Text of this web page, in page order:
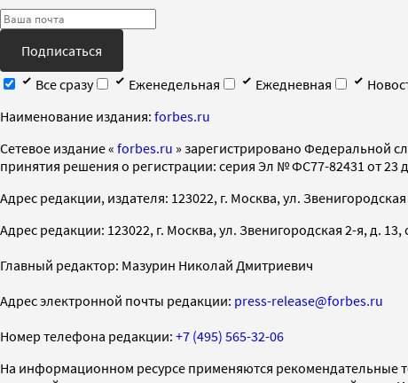
Подписаться
Все сразу
Еженедельная Ежедневная
Наименование издания: forbes.ru
Cетевое издание « forbes.ru » зарегистрировано Федеральной
принятия решения о регистрации: серия Эл № ФС77-82431 от 23
Адрес редакции, издателя: 123022, г. Москва, ул. Звенигородская
Адрес редакции: 123022, г. Москва, ул. Звенигородская 2-я, д. 13,
Главный редактор: Мазурин Николай Дмитриевич
Адрес электронной почты редакции: press-release@forbes.ru
Номер телефона редакции: +7 (495) 565-32-06
На информационном ресурсе применяются рекомендательные